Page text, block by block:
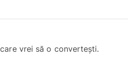
vrei să o convertești.